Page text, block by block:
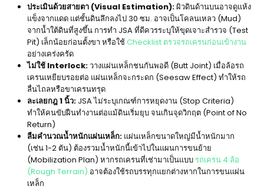
ประเมินด้วยสายตา (Visual Estimation):ผิวดินด้านบนอาจดูแห้ง
แข็งจากแดด แต่ชั้นดินลึกลงไป 30 ซม. อาจเป็นโคลนเหลว (Mud)
จากน้ำใต้ดินที่สูงขึ้น การทำ JSA ที่ดีควรระบุให้ขุดเจาะสำรวจ (Test
Pit) เล็กน้อยก่อนตั้งขา หรือใช้Checklist ตรวจรถเครนก่อนเข้างาน
อย่างเคร่งครัด
ไม่ใช้ Interlock:วางแผ่นเหล็กชนกันพอดี (Butt Joint) เมื่อล้อรถ
เครนเหยียบรอยต่อ แผ่นเหล็กจะกระดก (Seesaw Effect) ทำให้รถ
ลื่นไถลหรือขาเครนทรุด
ละเลยกฎ 1 นิ้ว: JSA ไม่ระบุเกณฑ์การหยุดงาน (Stop Criteria)
ทำให้คนขับฝืนทำงานต่อแม้ดินเริ่มยุบ จนเกินจุดวิกฤต (Point of No
Return)
ลืมคำนวณน้ำหนักแผ่นเหล็ก: แผ่นเหล็กขนาดใหญ่มีน้ำหนักมาก
(เช่น 1-2 ตัน) ต้องรวมน้ำหนักนี้เข้าไปในแผนการขนย้าย
(Mobilization Plan) หากรถเครนที่เช่ามาเป็นแบบรถเครน 4 ล้อ
(Rough Terrain) อาจต้องใช้รถบรรทุกแยกต่างหากในการขนแผ่น
เหล็ก